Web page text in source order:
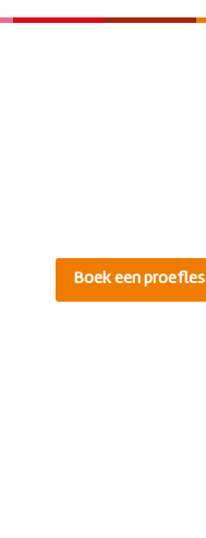
Boek een proefles